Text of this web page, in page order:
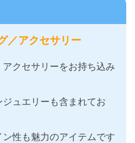
／アクセサリー
アクセサリーをお持ち込み
ュエリーも含まれてお
性も魅力のアイテムです